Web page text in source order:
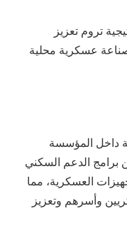
تروم تعزيز
صناعة عسكرية محلية
داخل المؤسسة
برامج الدعم السكني
العسكرية، مما
وأسرهم وتعزيز